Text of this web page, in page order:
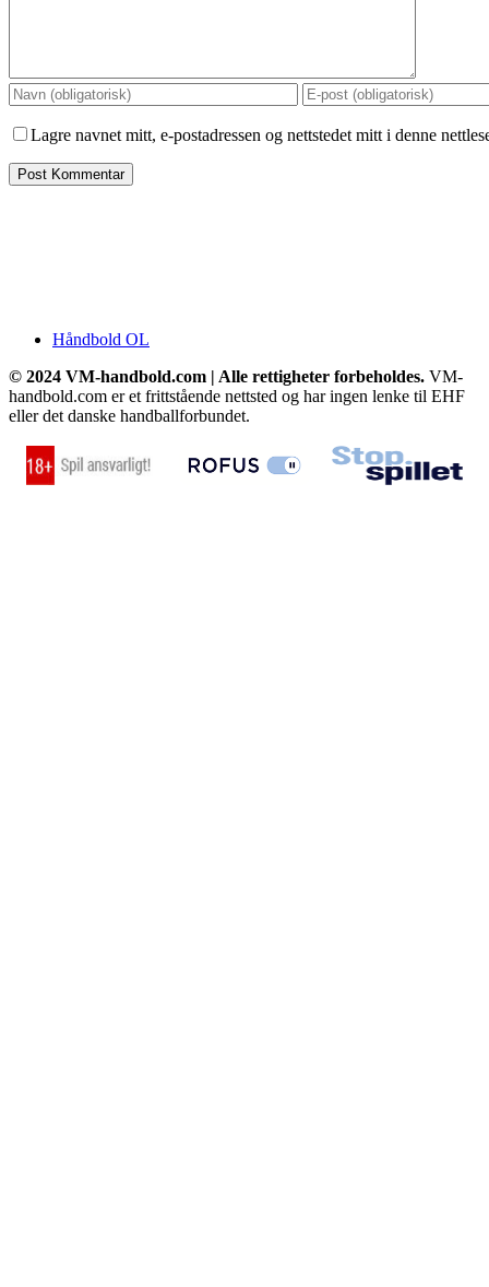
Lagre navnet mitt, e-postadressen og nettstedet mitt i denne
Håndbold OL
© 2024 VM-handbold.com | Alle rettigheter forbeholdes. VM-
handbold.com er et frittstående nettsted og har ingen lenke til EHF
eller det danske handballforbundet.